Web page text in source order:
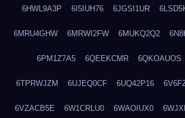
6HWL9A3P 6I5IUH76 6JGSI1UR
6MRU4GHW 6MRWI2FW 6MUKQ2Q2
6PM1Z7A5 6QEEKCMR 6QKOAUOS
6TPRWJZM 6UJEQ0CF 6UQ42P16
6VZACB5E 6W1CRLU0 6WAOIUX0